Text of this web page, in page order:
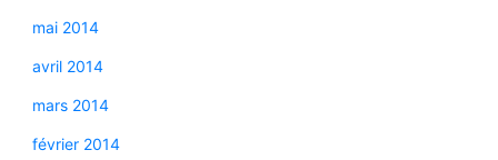
mai 2014
avril 2014
mars 2014
février 2014